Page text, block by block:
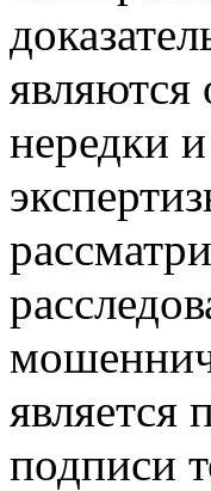
являются
нередки
является
подписи